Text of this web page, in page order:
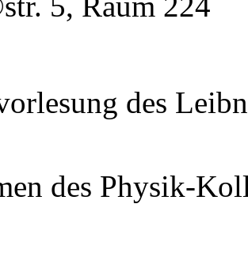
des
des Physik-